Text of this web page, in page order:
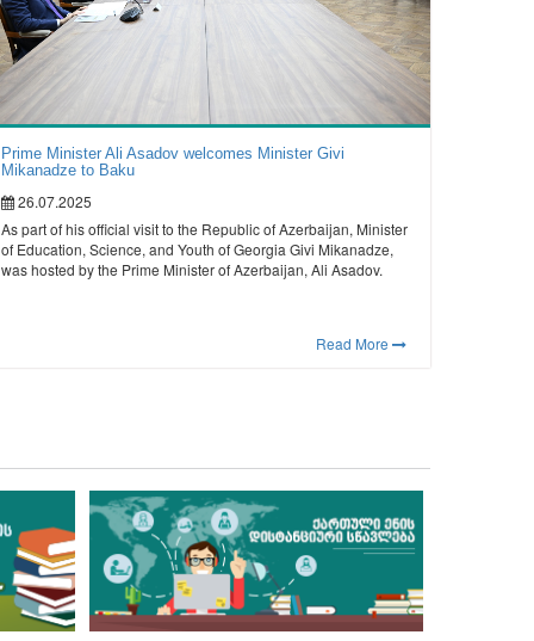
Prime Minister Ali Asadov welcomes Minister Givi
Mikanadze to Baku
26.07.2025
As part of his official visit to the Republic of Azerbaijan, Minister
of Education, Science, and Youth of Georgia Givi Mikanadze,
was hosted by the Prime Minister of Azerbaijan, Ali Asadov.
Read More